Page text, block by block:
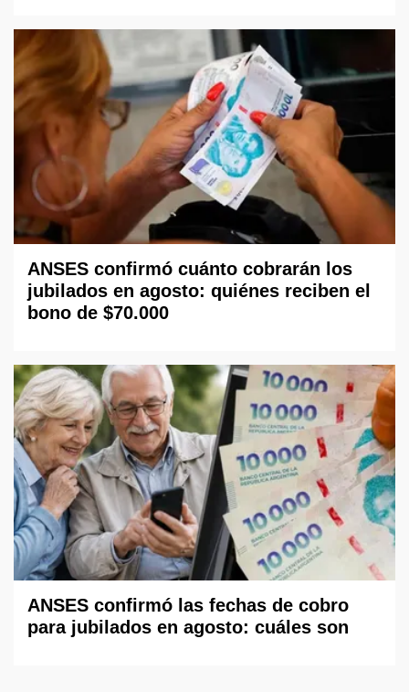
ANSES confirmó cuánto cobrarán los
jubilados en agosto: quiénes reciben el
bono de $70.000
ANSES confirmó las fechas de cobro
para jubilados en agosto: cuáles son